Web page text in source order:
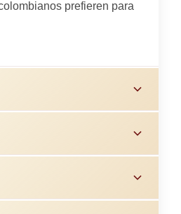
prefieren para